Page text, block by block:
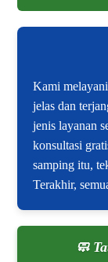
Kami
jelas dan
jenis layanan
konsultasi
samping itu,
Terakhir,
🧼